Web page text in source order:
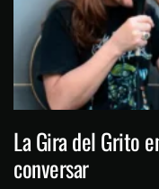
La Gira del Grito
conversar